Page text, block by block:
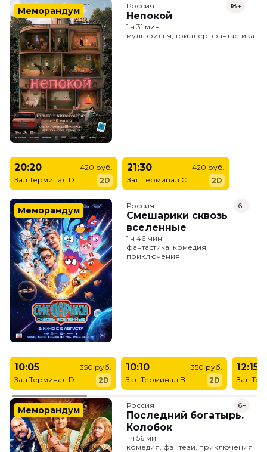
Меморандум Россия
Непокой
18+
1 ч 31 мин
мультфильм, триллер, фантастика
20:20
Зал Терминал D
420 руб.
2D
21:30
Зал Терминал C
420 руб.
2D
Меморандум Россия
Смешарики сквозь
вселенные
6+
1 ч 46 мин
фантастика, комедия,
приключения
10:05
Зал Терминал D
350 руб.
2D
10:10
Зал Терминал B
350 руб.
2D
12:15
Зал
Меморандум Россия
Последний богатырь.
Колобок
6+
1 ч 56 мин
комедия, фэнтези, приключения